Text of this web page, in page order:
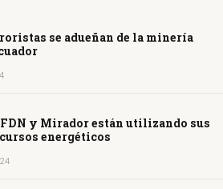
se adueñan de la minería
y Mirador están utilizando sus
energéticos